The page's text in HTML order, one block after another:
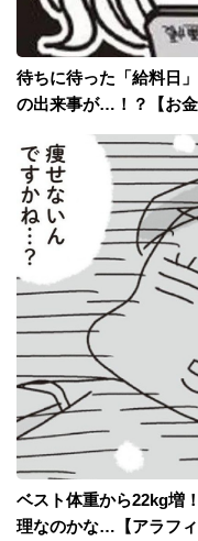
待ちに待った「給料日
の出来事が…！？【お金
ベスト体重から22kg増
理なのかな…【アラフ